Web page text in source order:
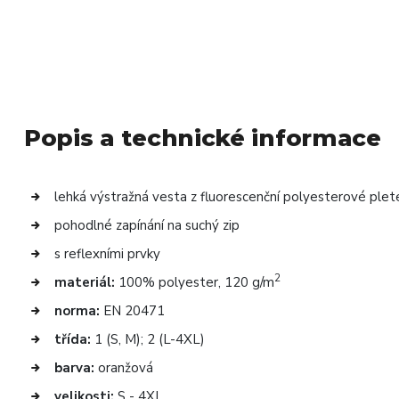
Popis a technické informace
lehká výstražná vesta z fluorescenční polyesterové
pohodlné zapínání na suchý zip
s reflexními prvky
materiál: 100% polyester, 120 g/m2
norma: EN 20471
třída: 1 (S, M); 2 (L-4XL)
barva: oranžová